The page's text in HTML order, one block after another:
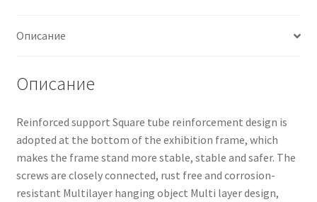
Описание
Описание
Reinforced support Square tube reinforcement design is
adopted at the bottom of the exhibition frame, which
makes the frame stand more stable, stable and safer. The
screws are closely connected, rust free and corrosion-
resistant Multilayer hanging object Multi layer design,